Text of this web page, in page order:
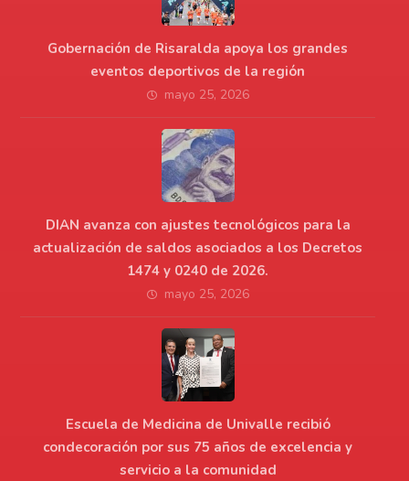
Gobernación de Risaralda apoya los grandes
eventos deportivos de la región
mayo 25, 2026
DIAN avanza con ajustes tecnológicos para la
actualización de saldos asociados a los Decretos
1474 y 0240 de 2026.
mayo 25, 2026
Escuela de Medicina de Univalle recibió
condecoración por sus 75 años de excelencia y
servicio a la comunidad